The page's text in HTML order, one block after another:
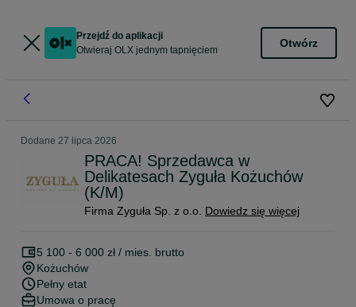
Przejdź do aplikacji
Otwieraj OLX jednym tapnięciem
Otwórz
Dodane 27 lipca 2026
PRACA! Sprzedawca w
Delikatesach Zyguła Kożuchów
(K/M)
Firma Zyguła Sp. z o.o. Dowiedz się więcej
5 100 - 6 000 zł / mies. brutto
Kożuchów
Pełny etat
Umowa o pracę